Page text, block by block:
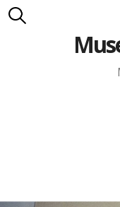
Carlota Royo
Francesca